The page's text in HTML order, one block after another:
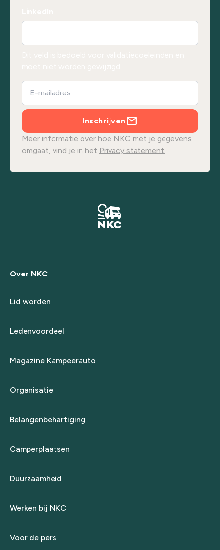
Inschrijven
Meer informatie over hoe NKC met je gegevens
omgaat, vind je in het Privacy statement.
Over NKC
Lid worden
Ledenvoordeel
Magazine Kampeerauto
Organisatie
Belangenbehartiging
Camperplaatsen
Duurzaamheid
Werken bij NKC
Voor de pers